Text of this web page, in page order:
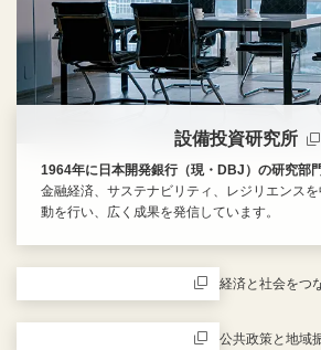
設備投資研究所
1964年に日本開発銀行（現・DBJ）の研究部
金融経済、サステナビリティ、レジリエンス
動を行い、広く成果を発信しています。
経済と社会をつ
公共政策と地域